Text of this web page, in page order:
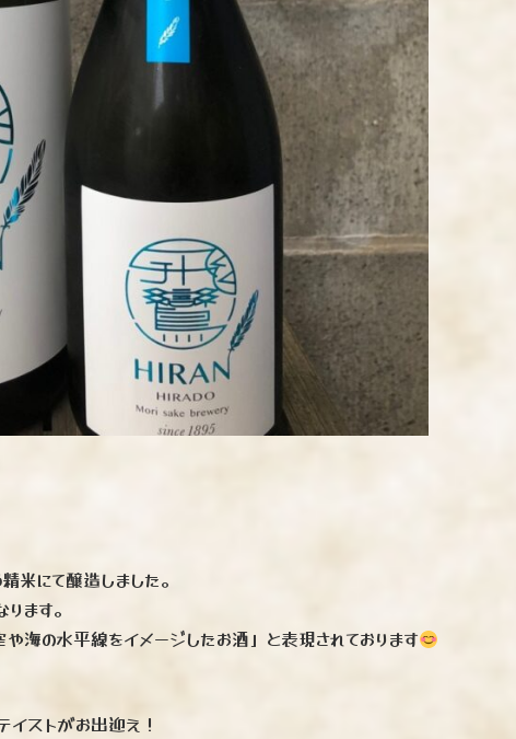
にて醸造しました。
ます。
海の水平線をイメージしたお酒」と表現されております
ストがお出迎え！